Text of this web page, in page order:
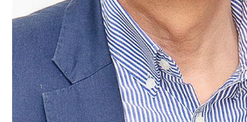
o
r
i
i
a